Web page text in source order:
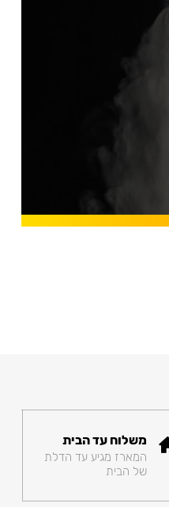
משלוח עד הבית
המארז מגיע עד הדלת
של הבית